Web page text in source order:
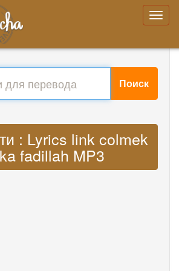
Поиск
: Lyrics link colmek
fadillah MP3